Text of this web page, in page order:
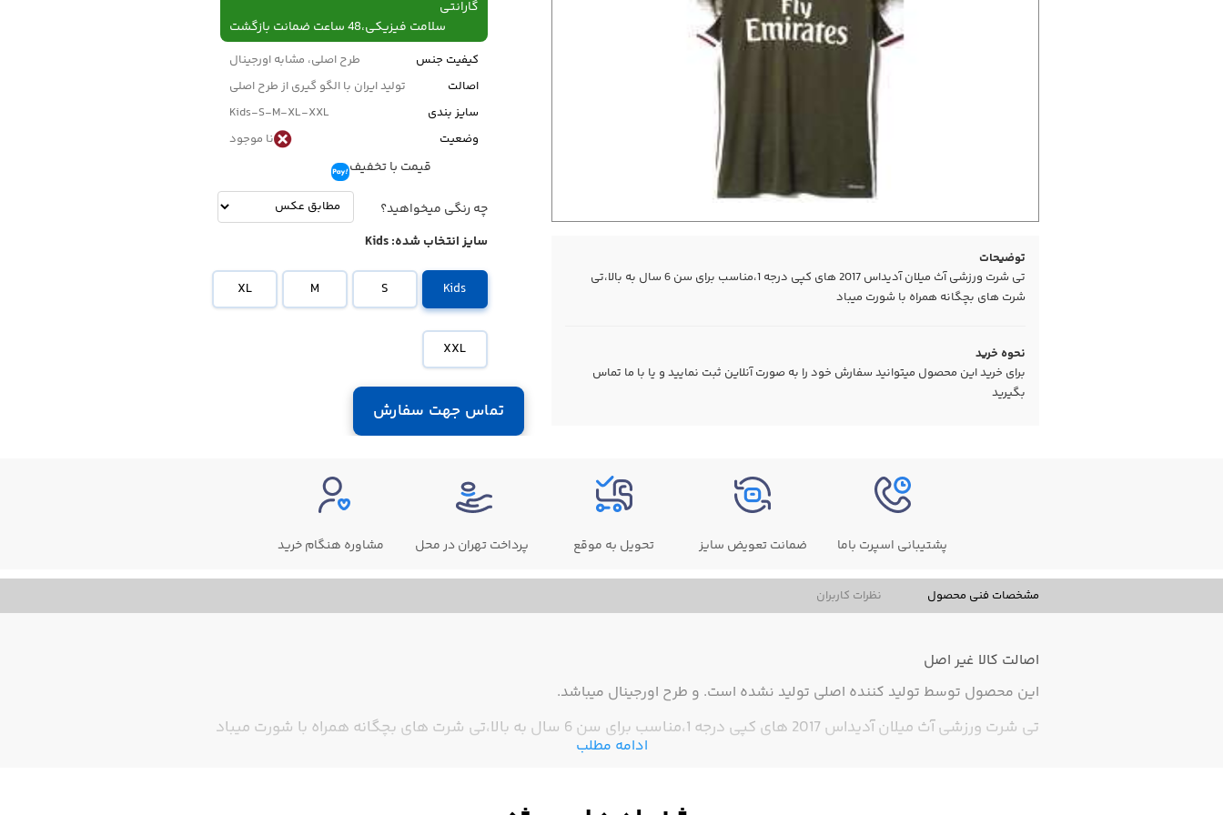
توضیحات
تی شرت ورزشی آث میلان آدیداس 2017 های کپی درجه 1،مناسب برای سن 6 سال به بالا،تی
شرت های بچگانه همراه با شورت میباد
نحوه خرید
برای خرید این محصول میتوانید سفارش خود را به صورت آنلاین ثبت نمایید و یا با ما تماس
بگیرید
گارانتی
سلامت فیزیکی،48 ساعت ضمانت بازگشت
کیفیت جنس
طرح اصلی، مشابه اورجینال
اصالت
تولید ایران با الگو گیری از طرح اصلی
سایز بندی
Kids-S-M-XL-XXL
وضعیت
نا موجود
قیمت با تخفیف
چه رنگی میخواهید؟
سایز انتخاب شده:Kids
Kids
S
M
XL
XXL
تماس جهت سفارش
پشتیبانی اسپرت باما ضمانت تعویض سایز تحویل به موقع پرداخت تهران در محل مشاوره هنگام خرید
مشخصات فنی محصول نظرات کاربران
اصالت کالا غیر اصل
این محصول توسط تولید کننده اصلی تولید نشده است. و طرح اورجینال میباشد.
تی شرت ورزشی آث میلان آدیداس 2017 های کپی درجه 1،مناسب برای سن 6 سال به بالا،تی شرت های بچگانه همراه با شورت میباد
ادامه مطلب